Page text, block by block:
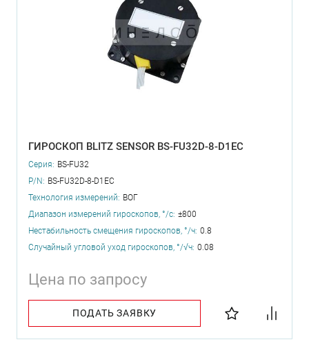
ГИРОСКОП BLITZ SENSOR BS-FU32D-8-D1EC
Серия: BS-FU32
P/N: BS-FU32D-8-D1EC
Технология измерений: ВОГ
Диапазон измерений гироскопов, °/с: ±800
Нестабильность смещения гироскопов, °/ч: 0.8
Случайный угловой уход гироскопов, °/√ч: 0.08
Цена по запросу
ПОДАТЬ ЗАЯВКУ